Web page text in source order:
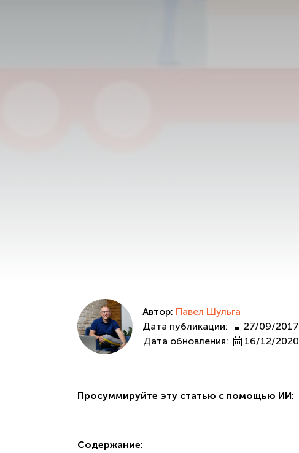
Автор: Павел Шульга
Дата публикации:
27/09/2017
Дата обновления:
16/12/2020
Просуммируйте эту статью с помощью ИИ:
Содержание: